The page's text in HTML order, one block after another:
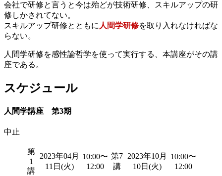
会社で研修と言うと今は殆どが技術研修、スキルアップの研
修しかされてない。
スキルアップ研修とともに 人間学研修を取り入れなければな
らない。
人間学研修を感性論哲学を使って実行する、本講座がその講
座である。
スケジュール
人間学講座 第3期
中止
第
1
講
2023年04月
11日(火)
10:00〜
12:00
第7
講
2023年10月
10日(火)
10:00〜
12:00